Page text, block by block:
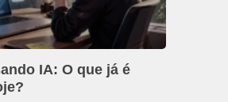
IA: O que já é